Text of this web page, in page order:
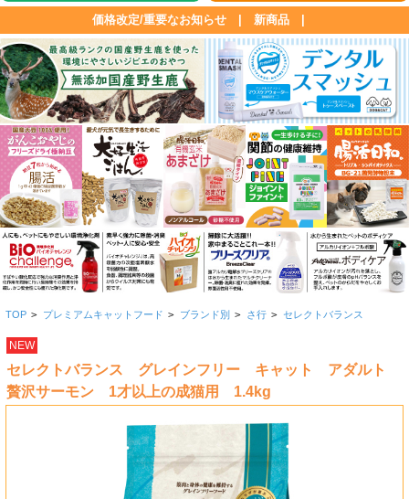
価格改定/重要なお知らせ 新商品
TOP > プレミアムキャットフード > ブランド別 > さ行 > セレクトバランス
NEW
セレクトバランス グレインフリー キャット アダルト
贅沢サーモン 1才以上の成猫用 1.4kg